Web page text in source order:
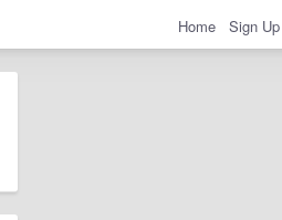
Home Sign Up